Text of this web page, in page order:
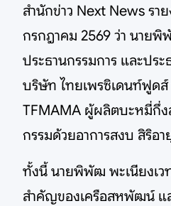
สำนักข่าว Next News รา
กรกฎาคม 2569 ว่า นายพิ
ประธานกรรมการ และประ
บริษัท ไทยเพรซิเดนท์ฟูด
TFMAMA ผู้ผลิตบะหมี่กึ่ง
กรรมด้วยอาการสงบ สิริอ
ทั้งนี้ นายพิพัฒ พะเนียงเว
สำคัญของเครือสหพัฒน์ แ